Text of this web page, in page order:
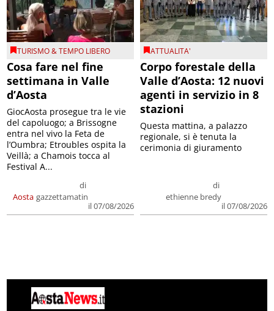
TURISMO & TEMPO LIBERO
Cosa fare nel fine
settimana in Valle
d’Aosta
Aosta
di
gazzettamatin
il 07/08/2026
GiocAosta prosegue tra le vie
del capoluogo; a Brissogne
entra nel vivo la Feta de
l’Oumbra; Etroubles ospita la
Veillà; a Chamois tocca al
Festival A...
ATTUALITA'
Corpo forestale della
Valle d’Aosta: 12 nuovi
agenti in servizio in 8
stazioni
di
ethienne bredy
il 07/08/2026
Questa mattina, a palazzo
regionale, si è tenuta la
cerimonia di giuramento